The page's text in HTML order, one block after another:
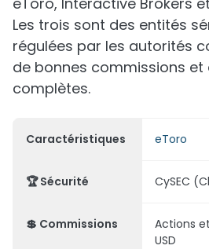
Les trois sont des entités
régulées par les autorités
de bonnes commissions
complètes.
Caractéristiques eToro
🏆Sécurité CySEC
💲 Commissions
Actions et
USD